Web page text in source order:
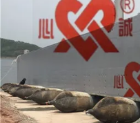
SITE
PRIVACY
POLICY